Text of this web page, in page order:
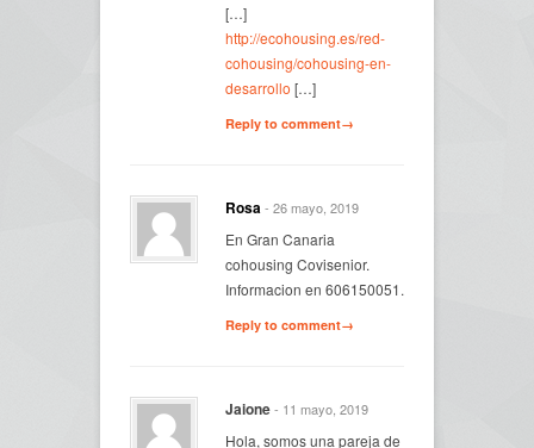
[…]
http://ecohousing.es/red-
cohousing/cohousing-en-
desarrollo […]
Reply to comment→
Rosa- 26 mayo, 2019
En Gran Canaria
cohousing Covisenior.
Informacion en 606150051.
Reply to comment→
Jaione- 11 mayo, 2019
Hola, somos una pareja de